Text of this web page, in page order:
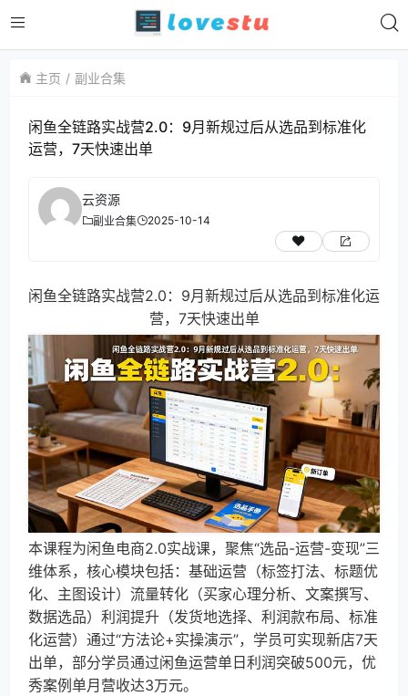
主页 副业合集
闲鱼全链路实战营2.0：9月新规过后从选品到标准化
运营，7天快速出单
云资源
副业合集 2025-10-14
闲鱼全链路实战营2.0：9月新规过后从选品到标准化运
营，7天快速出单
本课程为闲鱼电商2.0实战课，聚焦“选品-运营-变现”三
维体系，核心模块包括：基础运营（标签打法、标题优
化、主图设计）流量转化（买家心理分析、文案撰写、
数据选品）利润提升（发货地选择、利润款布局、标准
化运营）通过“方法论+实操演示”，学员可实现新店7天
出单，部分学员通过闲鱼运营单日利润突破500元，优
秀案例单月营收达3万元。